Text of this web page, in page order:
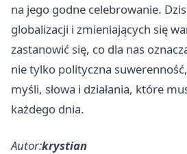
na jego godne celebrowanie.
globalizacji i zmieniających się
zastanowić się, co dla nas
nie tylko polityczna
myśli, słowa i działania, które
każdego dnia.
Autor:krystian